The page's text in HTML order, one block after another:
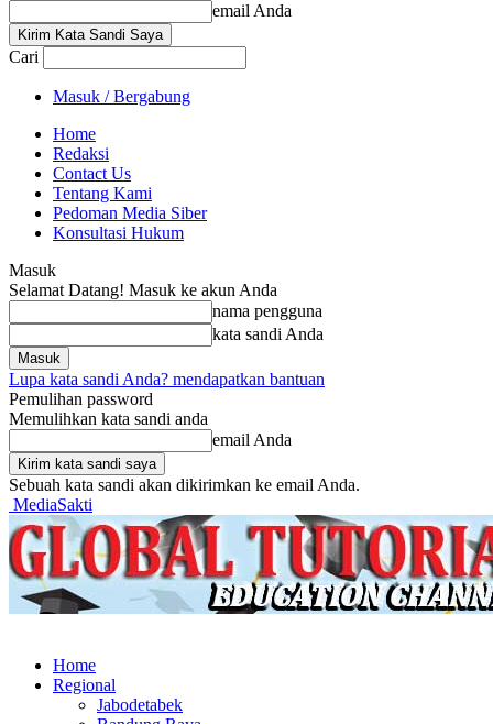
email Anda
Cari
Masuk / Bergabung
Home
Redaksi
Contact Us
Tentang Kami
Pedoman Media Siber
Konsultasi Hukum
Masuk
Selamat Datang! Masuk ke akun Anda
nama pengguna
kata sandi Anda
Lupa kata sandi Anda? mendapatkan bantuan
Pemulihan password
Memulihkan kata sandi anda
email Anda
Sebuah kata sandi akan dikirimkan ke email Anda.
MediaSakti
Home
Regional
Jabodetabek